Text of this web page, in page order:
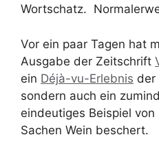
Wortschatz.
Vor ein paar Tagen hat
Ausgabe der Zeitschrift
ein Déjà-vu-Erlebnis der
sondern auch ein
eindeutiges Beispiel
Sachen Wein beschert.